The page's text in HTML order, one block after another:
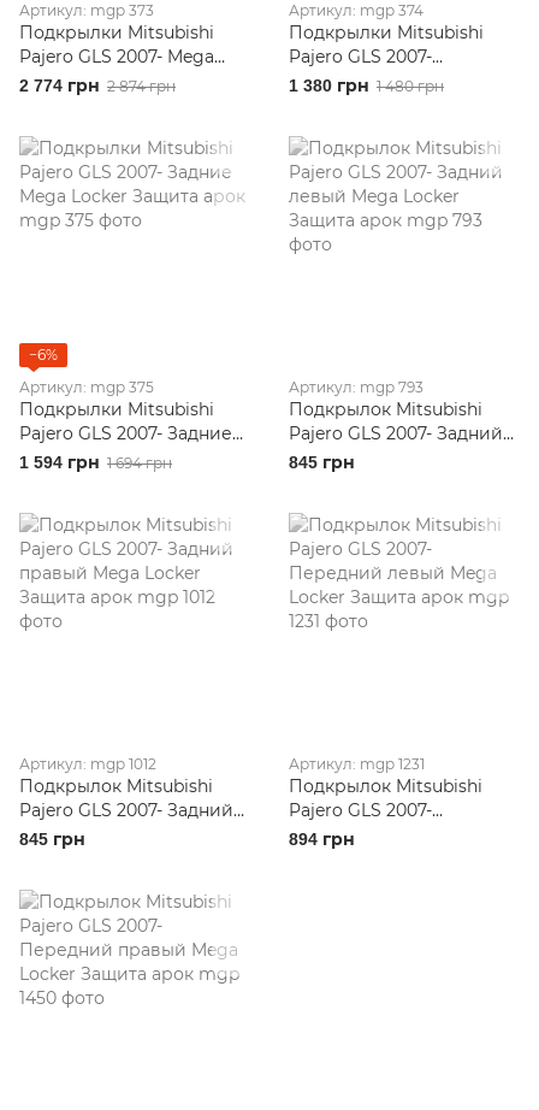
Артикул: mgp 373
Подкрылки Mitsubishi
Pajero GLS 2007- Mega
Locker Защита арок
2 774 грн 2 874 грн
Артикул: mgp 374
Подкрылки Mitsubishi
Pajero GLS 2007-
Передние Mega Locker
1 380 грн 1 480 грн
−6%
Артикул: mgp 375
Подкрылки Mitsubishi
Pajero GLS 2007- Задние
Mega Locker Защита арок
1 594 грн 1 694 грн
Артикул: mgp 793
Подкрылок Mitsubishi
Pajero GLS 2007- Задний
левый Mega Locker
845 грн
Артикул: mgp 1012
Подкрылок Mitsubishi
Pajero GLS 2007- Задний
правый Mega Locker
845 грн
Артикул: mgp 1231
Подкрылок Mitsubishi
Pajero GLS 2007-
Передний левый Mega
894 грн